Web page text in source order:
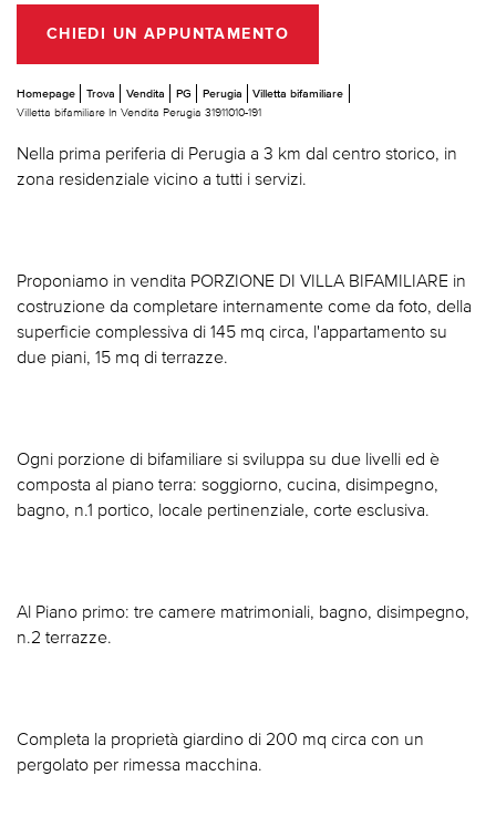
CHIEDI UN APPUNTAMENTO
Homepage Trova Vendita PG Perugia
Villetta bifamiliare
Villetta bifamiliare In Vendita Perugia 31911010-191
Nella prima periferia di Perugia a 3 km dal centro storico, in
zona residenziale vicino a tutti i servizi.
Proponiamo in vendita PORZIONE DI VILLA BIFAMILIARE in
costruzione da completare internamente come da foto, della
superficie complessiva di 145 mq circa, l'appartamento su
due piani, 15 mq di terrazze.
Ogni porzione di bifamiliare si sviluppa su due livelli ed è
composta al piano terra: soggiorno, cucina, disimpegno,
bagno, n.1 portico, locale pertinenziale, corte esclusiva.
Al Piano primo: tre camere matrimoniali, bagno, disimpegno,
n.2 terrazze.
Completa la proprietà giardino di 200 mq circa con un
pergolato per rimessa macchina.